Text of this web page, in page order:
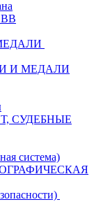
ВВ
И МЕДАЛИ
СУДЕБНЫЕ
система)